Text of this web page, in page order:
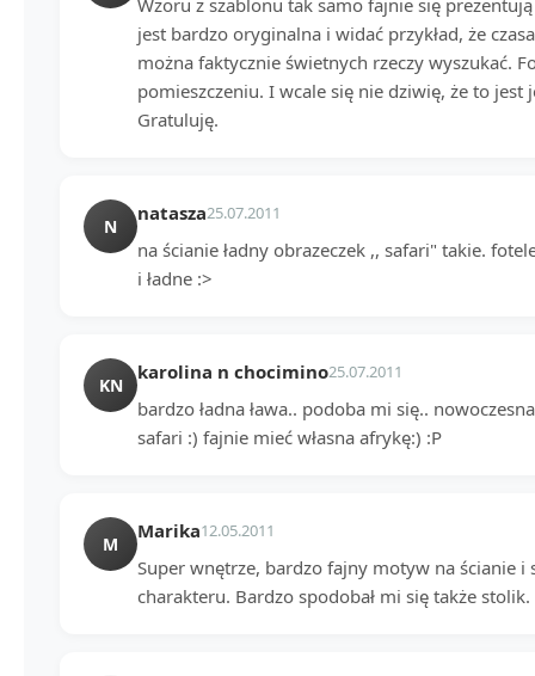
Wzoru z szablonu tak samo fajnie się
jest bardzo oryginalna i widać przykład, że
można faktycznie świetnych rzeczy wyszukać.
pomieszczeniu. I wcale się nie dziwię, że to
Gratuluję.
N
natasza25.07.2011
na ścianie ładny obrazeczek ,, safari" takie.
i ładne :>
KN
karolina n chocimino25.07.2011
bardzo ładna ława.. podoba mi się..
safari :) fajnie mieć własna afrykę:) :P
M
Marika12.05.2011
Super wnętrze, bardzo fajny motyw na ścianie
charakteru. Bardzo spodobał mi się także